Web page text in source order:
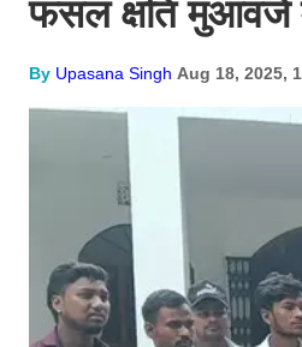
फसल क्षति मुआवजे में
By Upasana Singh Aug 18, 2025,